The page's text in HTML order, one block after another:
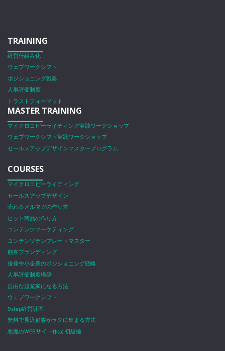
TRAINING
経営仕組み化
ウェブワークシフト
ポジショニング戦略
人事評価制度
トラストフォーマット
MASTER TRAINING
マイクロコピーライティング実践ワークショップ
ウェブワークシフト実践ワークショップ
セールスアップデザインマスタープログラム
COURSES
マイクロコピーライティング
セールスアップデザイン
売れるメルマガの作り方
ヒット商品の作り方
コンテンツマーケティング
コンテンツテンプレートマスター
顧客ブランディング
後発中小企業のポジショニング戦略
人事評価制度構築
自由な起業家になる方法
ウェブワークシフト
9step経営計画
無料で見込顧客がラクに集まる方法
悪魔のWEBサイト作成 初級編